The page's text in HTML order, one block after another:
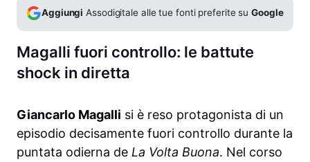
Aggiungi Assodigitale alle tue fonti preferite suGoogle
Magalli fuori controllo: le battute
shock in diretta
Giancarlo Magalli si è reso protagonista di un
episodio decisamente fuori controllo durante la
puntata odierna de La Volta Buona. Nel corso